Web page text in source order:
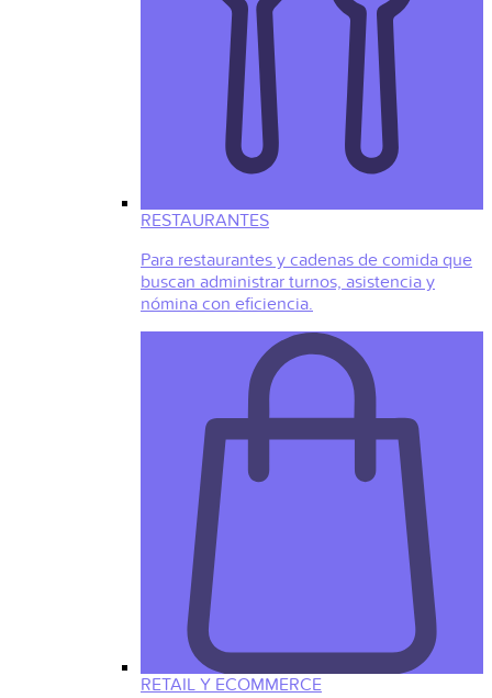
RESTAURANTES
Para restaurantes y cadenas de comida que
buscan administrar turnos, asistencia y
nómina con eficiencia.
RETAIL Y ECOMMERCE